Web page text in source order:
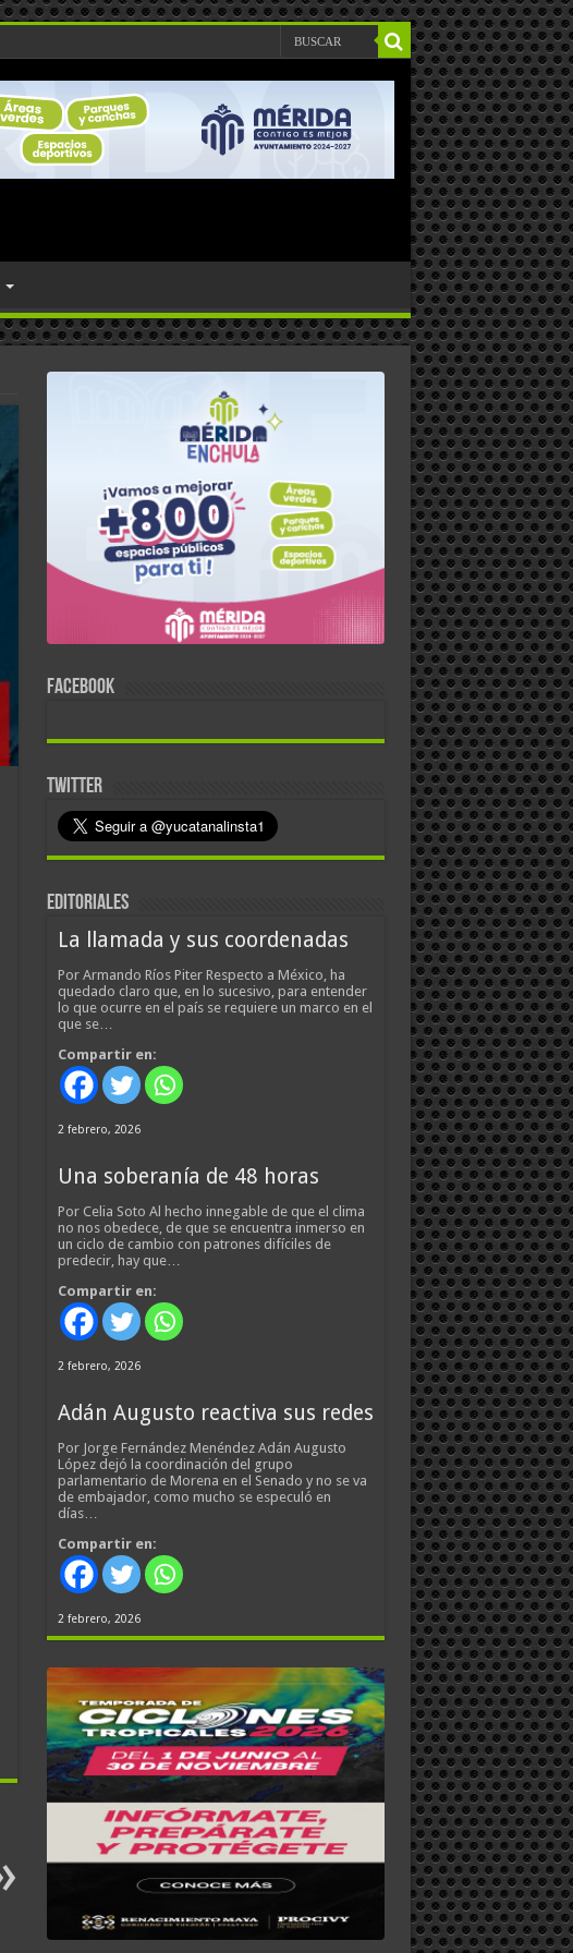
FACEBOOK
TWITTER
EDITORIALES
La llamada y sus coordenadas
Por Armando Ríos Piter Respecto a México, ha
quedado claro que, en lo sucesivo, para entender
lo que ocurre en el país se requiere un marco en el
que se…
Compartir en:
2 febrero, 2026
Una soberanía de 48 horas
Por Celia Soto Al hecho innegable de que el clima
no nos obedece, de que se encuentra inmerso en
un ciclo de cambio con patrones difíciles de
predecir, hay que…
Compartir en:
2 febrero, 2026
Adán Augusto reactiva sus redes
Por Jorge Fernández Menéndez Adán Augusto
López dejó la coordinación del grupo
parlamentario de Morena en el Senado y no se va
de embajador, como mucho se especuló en
días…
Compartir en:
2 febrero, 2026